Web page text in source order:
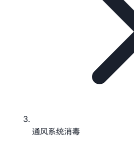
通风系统消毒